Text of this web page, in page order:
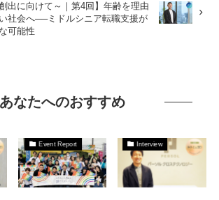
出に向けて～｜第4回】年齢を理由
社会へ──ミドルシニア転職支援が
可能性
あなたへのおすすめ
Event Report Interview